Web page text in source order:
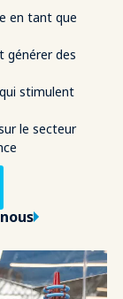
en tant que
générer des
stimulent
le secteur